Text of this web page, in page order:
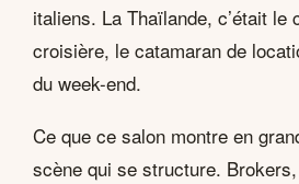
italiens. La Thaïlande, c’était le
croisière, le catamaran de
du week-end.
Ce que ce salon montre en
scène qui se structure.